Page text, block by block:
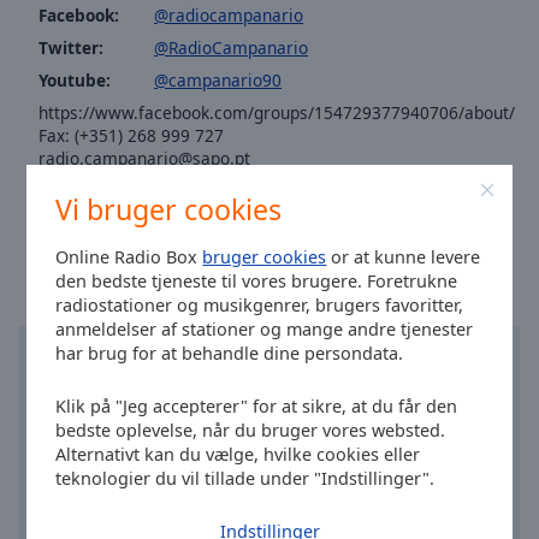
Vi bruger cookies
Online Radio Box bruger cookies or at kunne levere
den bedste tjeneste til vores brugere. Foretrukne
radiostationer og musikgenrer, brugers favoritter,
anmeldelser af stationer og mange andre tjenester
har brug for at behandle dine persondata.
Klik på "Jeg accepterer" for at sikre, at du får den
bedste oplevelse, når du bruger vores websted.
Alternativt kan du vælge, hvilke cookies eller
teknologier du vil tillade under "Indstillinger".
Indstillinger
Area
Background
Opacity
Family
Facebook:
@radiocampanario
Twitter:
@RadioCampanario
Youtube:
@campanario90
https://www.facebook.com/groups/154729377940706/about/
Fax: (+351) 268 999 727
radio.campanario@sapo.pt
Klokken i Vila Viçosa:11:36 ,08.08.2026